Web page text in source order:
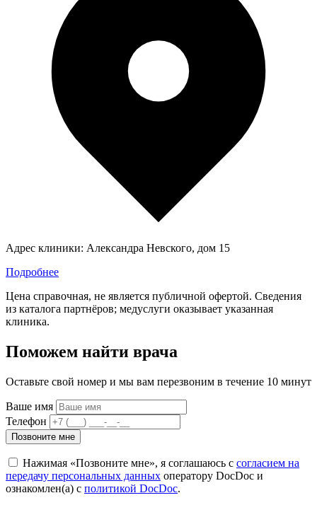
Адрес клиники: Александра Невского, дом 15
Подробнее
Цена справочная, не является публичной офертой. Сведения
из каталога партнёров; медуслуги оказывает указанная
клиника.
Поможем найти врача
Оставьте свой номер и мы вам перезвоним в течение 10 минут
Ваше имя
Телефон
Позвоните мне
Нажимая «Позвоните мне», я соглашаюсь с согласием на
передачу персональных данных оператору DocDoc и
ознакомлен(а) с политикой DocDoc.